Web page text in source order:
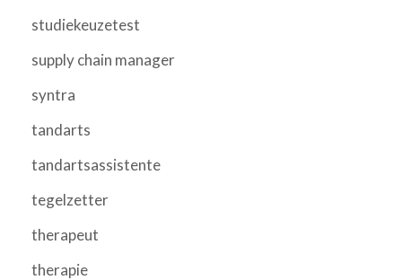
studiekeuzetest
supply chain manager
syntra
tandarts
tandartsassistente
tegelzetter
therapeut
therapie